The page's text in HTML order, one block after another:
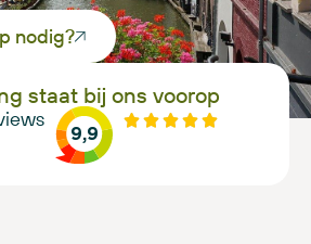
nodig?
staat bij ons voorop
9,9